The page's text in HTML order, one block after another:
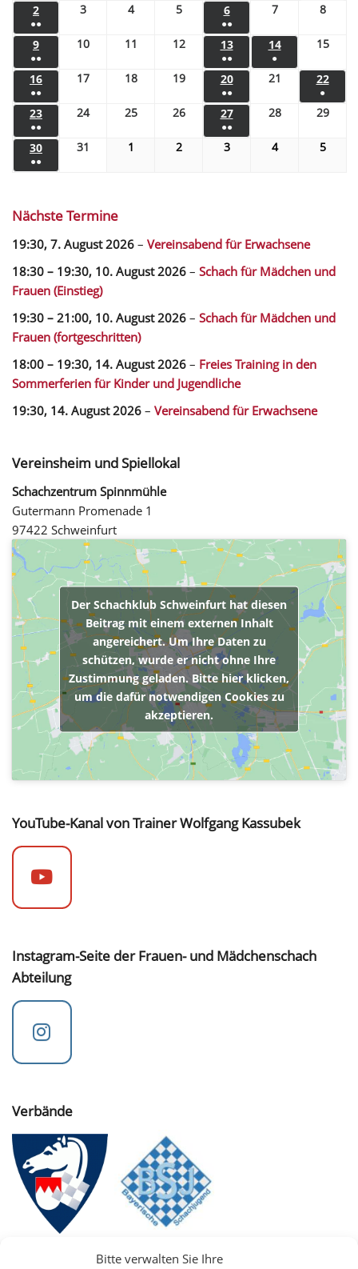
Bitte verwalten Sie Ihre
2
●●
3 4 5 6
●●
7 8
9
●●
10 11 12 13
●●
14
●
15
16
●●
17 18 19 20
●●
21 22
●
23
●●
24 25 26 27
●●
28 29
30
●●
31 1 2 3 4 5
Nächste Termine
19:30, 7. August 2026 – Vereinsabend für Erwachsene
18:30 – 19:30, 10. August 2026 – Schach für Mädchen und
Frauen (Einstieg)
19:30 – 21:00, 10. August 2026 – Schach für Mädchen und
Frauen (fortgeschritten)
18:00 – 19:30, 14. August 2026 – Freies Training in den
Sommerferien für Kinder und Jugendliche
19:30, 14. August 2026 – Vereinsabend für Erwachsene
Vereinsheim und Spiellokal
Schachzentrum Spinnmühle
Gutermann Promenade 1
97422 Schweinfurt
Der Schachklub Schweinfurt hat diesen
Beitrag mit einem externen Inhalt
angereichert. Um Ihre Daten zu
schützen, wurde er nicht ohne Ihre
Zustimmung geladen. Bitte hier klicken,
um die dafür notwendigen Cookies zu
akzeptieren.
YouTube-Kanal von Trainer Wolfgang Kassubek
Instagram-Seite der Frauen- und Mädchenschach
Abteilung
Verbände